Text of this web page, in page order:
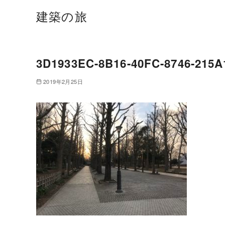
建築の旅
3D1933EC-8B16-40FC-8746-
2019年2月25日